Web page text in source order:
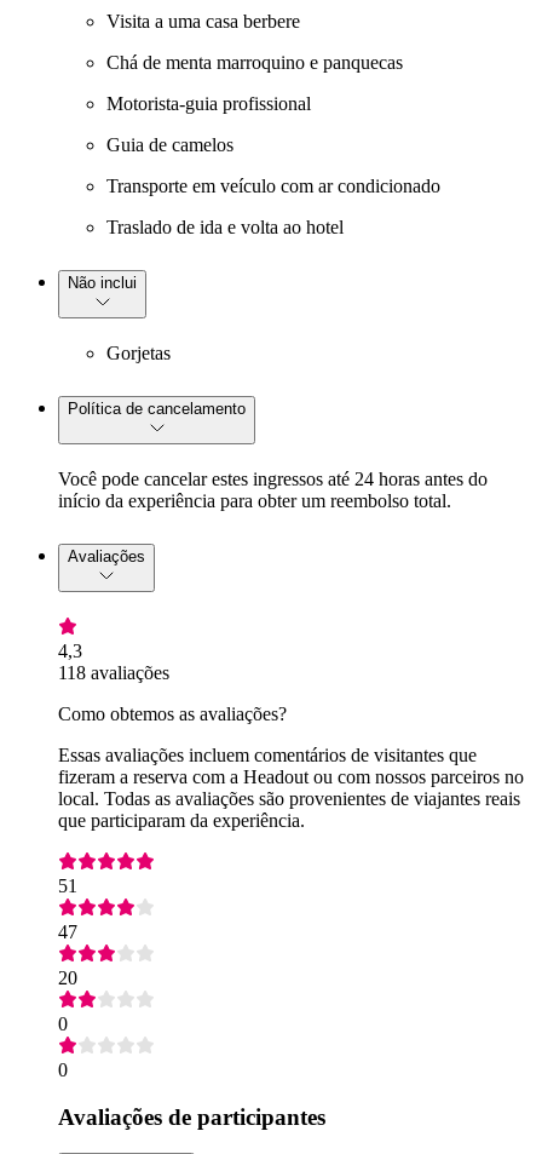
Visita a uma casa berbere
Chá de menta marroquino e panquecas
Motorista-guia profissional
Guia de camelos
Transporte em veículo com ar condicionado
Traslado de ida e volta ao hotel
Não inclui
Gorjetas
Política de cancelamento
Você pode cancelar estes ingressos até 24 horas antes do
início da experiência para obter um reembolso total.
Avaliações
4,3
118 avaliações
Como obtemos as avaliações?
Essas avaliações incluem comentários de visitantes que
fizeram a reserva com a Headout ou com nossos parceiros no
local. Todas as avaliações são provenientes de viajantes reais
que participaram da experiência.
51
47
20
0
0
Avaliações de participantes